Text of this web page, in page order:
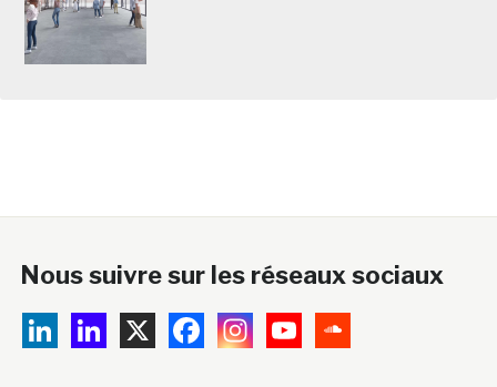
Nous suivre sur les réseaux sociaux